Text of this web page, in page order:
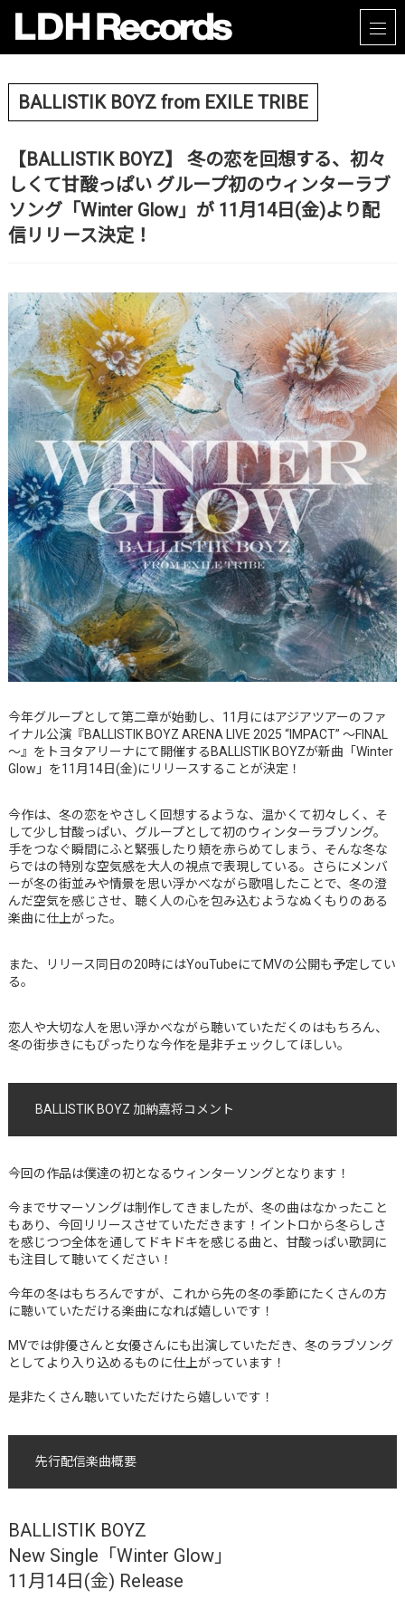
BALLISTIK BOYZ from EXILE TRIBE
【BALLISTIK BOYZ】 冬の恋を回想する、初々
しくて甘酸っぱい グループ初のウィンターラブ
ソング「Winter Glow」が 11月14日(金)より配
信リリース決定！
今年グループとして第二章が始動し、11月にはアジアツアーのファ
イナル公演『BALLISTIK BOYZ ARENA LIVE 2025 “IMPACT” ～FINAL
～』をトヨタアリーナにて開催するBALLISTIK BOYZが新曲「Winter
Glow」を11月14日(金)にリリースすることが決定！
今作は、冬の恋をやさしく回想するような、温かくて初々しく、そ
して少し甘酸っぱい、グループとして初のウィンターラブソング。
手をつなぐ瞬間にふと緊張したり頬を赤らめてしまう、そんな冬な
らではの特別な空気感を大人の視点で表現している。さらにメンバ
ーが冬の街並みや情景を思い浮かべながら歌唱したことで、冬の澄
んだ空気を感じさせ、聴く人の心を包み込むようなぬくもりのある
楽曲に仕上がった。
また、リリース同日の20時にはYouTubeにてMVの公開も予定してい
る。
恋人や大切な人を思い浮かべながら聴いていただくのはもちろん、
冬の街歩きにもぴったりな今作を是非チェックしてほしい。
BALLISTIK BOYZ 加納嘉将コメント
今回の作品は僕達の初となるウィンターソングとなります！
今までサマーソングは制作してきましたが、冬の曲はなかったこと
もあり、今回リリースさせていただきます！イントロから冬らしさ
を感じつつ全体を通してドキドキを感じる曲と、甘酸っぱい歌詞に
も注目して聴いてください！
今年の冬はもちろんですが、これから先の冬の季節にたくさんの方
に聴いていただける楽曲になれば嬉しいです！
MVでは俳優さんと女優さんにも出演していただき、冬のラブソング
としてより入り込めるものに仕上がっています！
是非たくさん聴いていただけたら嬉しいです！
先行配信楽曲概要
BALLISTIK BOYZ
New Single「Winter Glow」
11月14日(金) Release